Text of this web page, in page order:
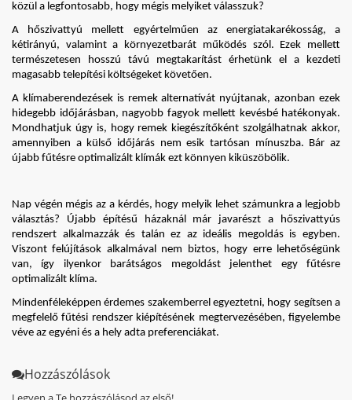
közül a legfontosabb, hogy mégis melyiket válasszuk?
A hőszivattyú mellett egyértelműen az energiatakarékosság, a
kétirányú, valamint a környezetbarát működés szól. Ezek mellett
természetesen hosszú távú megtakarítást érhetünk el a kezdeti
magasabb telepítési költségeket követően.
A klímaberendezések is remek alternatívát nyújtanak, azonban ezek
hidegebb időjárásban, nagyobb fagyok mellett kevésbé hatékonyak.
Mondhatjuk úgy is, hogy remek kiegészítőként szolgálhatnak akkor,
amennyiben a külső időjárás nem esik tartósan mínuszba. Bár az
újabb fűtésre optimalizált klímák ezt könnyen kiküszöbölik.
Nap végén mégis az a kérdés, hogy melyik lehet számunkra a legjobb
választás? Újabb építésű házaknál már javarészt a hőszivattyús
rendszert alkalmazzák és talán ez az ideális megoldás is egyben.
Viszont felújítások alkalmával nem biztos, hogy erre lehetőségünk
van, így ilyenkor barátságos megoldást jelenthet egy fűtésre
optimalizált klíma.
Mindenféleképpen érdemes szakemberrel egyeztetni, hogy segítsen a
megfelelő fűtési rendszer kiépítésének megtervezésében, figyelembe
véve az egyéni és a hely adta preferenciákat.
Hozzászólások